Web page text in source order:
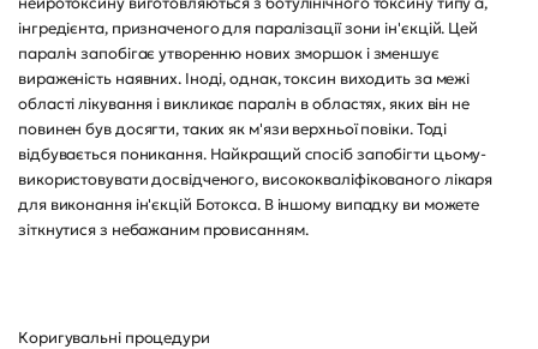
інгредієнта, призначеного для паралізації зони ін'єкцій. Цей
параліч запобігає утворенню нових зморшок і зменшує
вираженість наявних. Іноді, однак, токсин виходить за межі
області лікування і викликає параліч в областях, яких він не
повинен був досягти, таких як м'язи верхньої повіки. Тоді
відбувається поникання. Найкращий спосіб запобігти цьому-
використовувати досвідченого, висококваліфікованого лікаря
для виконання ін'єкцій Ботокса. В іншому випадку ви можете
зіткнутися з небажаним провисанням.
Коригувальні процедури